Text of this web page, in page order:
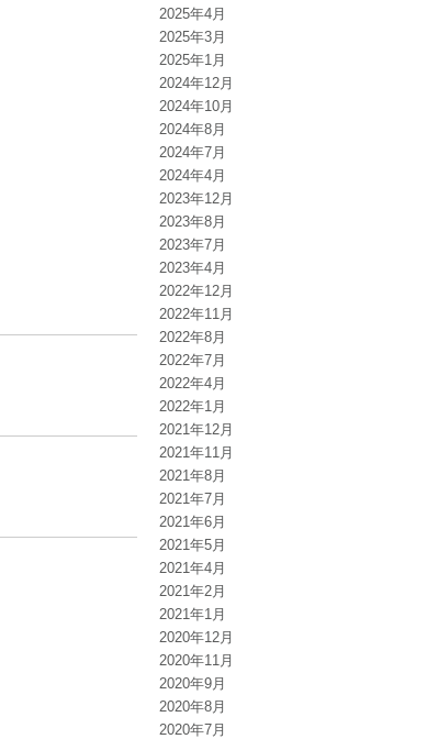
2025年4月
2025年3月
2025年1月
2024年12月
2024年10月
2024年8月
2024年7月
2024年4月
2023年12月
2023年8月
2023年7月
2023年4月
2022年12月
2022年11月
2022年8月
2022年7月
2022年4月
2022年1月
2021年12月
2021年11月
2021年8月
2021年7月
2021年6月
2021年5月
2021年4月
2021年2月
2021年1月
2020年12月
2020年11月
2020年9月
2020年8月
2020年7月